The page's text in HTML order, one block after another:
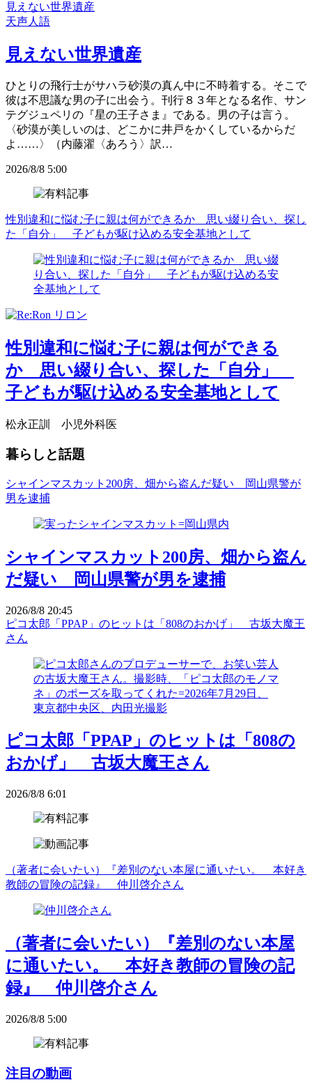
見えない世界遺産
天声人語
見えない世界遺産
ひとりの飛行士がサハラ砂漠の真ん中に不時着する。そこで
彼は不思議な男の子に出会う。刊行８３年となる名作、サン
テグジュペリの『星の王子さま』である。男の子は言う。
〈砂漠が美しいのは、どこかに井戸をかくしているからだ
よ……〉（内藤濯〈あろう〉訳…
2026/8/8 5:00
性別違和に悩む子に親は何ができるか 思い綴り合い、探し
た「自分」 子どもが駆け込める安全基地として
性別違和に悩む子に親は何ができる
か 思い綴り合い、探した「自分」
子どもが駆け込める安全基地として
松永正訓 小児外科医
暮らしと話題
シャインマスカット200房、畑から盗んだ疑い 岡山県警が
男を逮捕
シャインマスカット200房、畑から盗ん
だ疑い 岡山県警が男を逮捕
2026/8/8 20:45
ピコ太郎「PPAP」のヒットは「808のおかげ」 古坂大魔王
さん
ピコ太郎「PPAP」のヒットは「808の
おかげ」 古坂大魔王さん
2026/8/8 6:01
（著者に会いたい）『差別のない本屋に通いたい。 本好き
教師の冒険の記録』 仲川啓介さん
（著者に会いたい）『差別のない本屋
に通いたい。 本好き教師の冒険の記
録』 仲川啓介さん
2026/8/8 5:00
注目の動画